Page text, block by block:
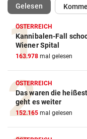
Gelesen(ausgewählt)
ÖSTERREICH
Kannibalen-Fall
Wiener Spital
163.978 mal gelesen
ÖSTERREICH
Das waren die
geht es weiter
152.165 mal gelesen